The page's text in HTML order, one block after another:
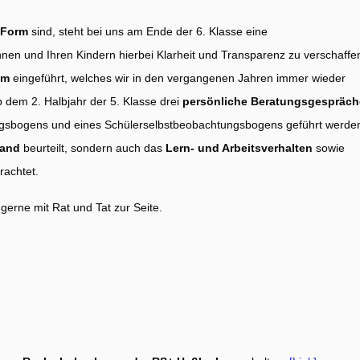
sind, steht bei uns am Ende der 6. Klasse eine
und Ihren Kindern hierbei Klarheit und Transparenz zu
eingeführt, welches wir in den vergangenen Jahren immer wieder
2. Halbjahr der 5. Klasse drei persönliche
und eines Schülerselbstbeobachtungsbogens geführt
beurteilt, sondern auch das Lern- und Arbeitsverhalten sowie
mit Rat und Tat zur Seite.